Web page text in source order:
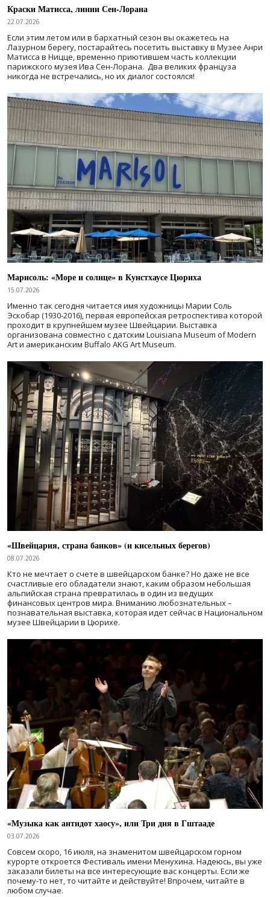
Краски Матисса, линии Сен-Лорана
22.07.2026
Если этим летом или в бархатный сезон вы окажетесь на
Лазурном берегу, постарайтесь посетить выставку в Музее Анри
Матисса в Ницце, временно приютившем часть коллекции
парижского музея Ива Сен-Лорана. Два великих француза
никогда не встречались, но их диалог состоялся!
Марисоль: «Море и солнце» в Кунстхаусе Цюриха
15.07.2026
Именно так сегодня читается имя художницы Марии Соль
Эскобар (1930-2016), первая европейская ретроспектива которой
проходит в крупнейшем музее Швейцарии. Выставка
организована совместно с датским Louisiana Museum of Modern
Art и американским Buffalo AKG Art Museum.
«Швейцария, страна банков» (и кисельных берегов)
08.07.2026
Кто не мечтает о счете в швейцарском банке? Но даже не все
счастливые его обладатели знают, каким образом небольшая
альпийская страна превратилась в один из ведущих
финансовых центров мира. Вниманию любознательных –
познавательная выставка, которая идет сейчас в Национальном
музее Швейцарии в Цюрихе.
«Музыка как антидот хаосу», или Три дня в Гштааде
03.07.2026
Совсем скоро, 16 июля, на знаменитом швейцарском горном
курорте откроется Фестиваль имени Менухина. Надеюсь, вы уже
заказали билеты на все интересующие вас концерты. Если же
почему-то нет, то читайте и действуйте! Впрочем, читайте в
любом случае.